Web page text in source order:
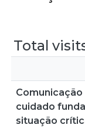
Total
cuidado
situação